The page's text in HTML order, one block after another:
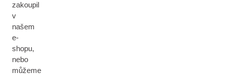
zakoupil
v
našem
e-
shopu,
nebo
můžeme